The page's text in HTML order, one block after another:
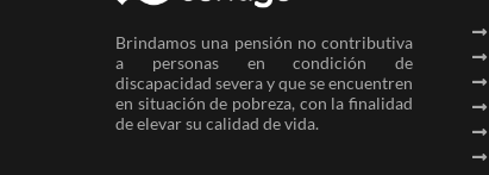
Brindamos una pensión no contributiva
a personas en condición de
discapacidad severa y que se encuentren
en situación de pobreza, con la finalidad
de elevar su calidad de vida.